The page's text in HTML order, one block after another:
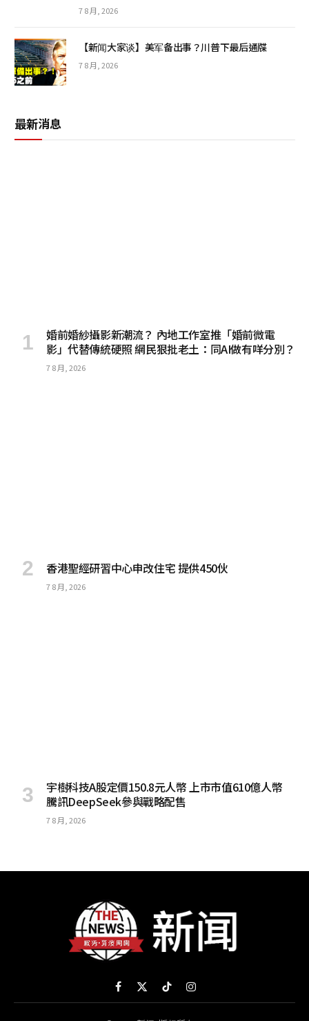
7 8 月, 2026
【新闻大家谈】美军备出事？川普下最后通牒
7 8 月, 2026
最新消息
婚前婚紗攝影新潮流？ 內地工作室推「婚前微電
影」代替傳統硬照 網民狠批老土：同AI做有咩分別？
7 8 月, 2026
香港聖經研習中心申改住宅 提供450伙
7 8 月, 2026
宇樹科技A股定價150.8元人幣 上市市值610億人幣
騰訊DeepSeek參與戰略配售
7 8 月, 2026
Facebook
X
(Twitter)
TikTokInstagram